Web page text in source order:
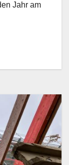
Jahr am